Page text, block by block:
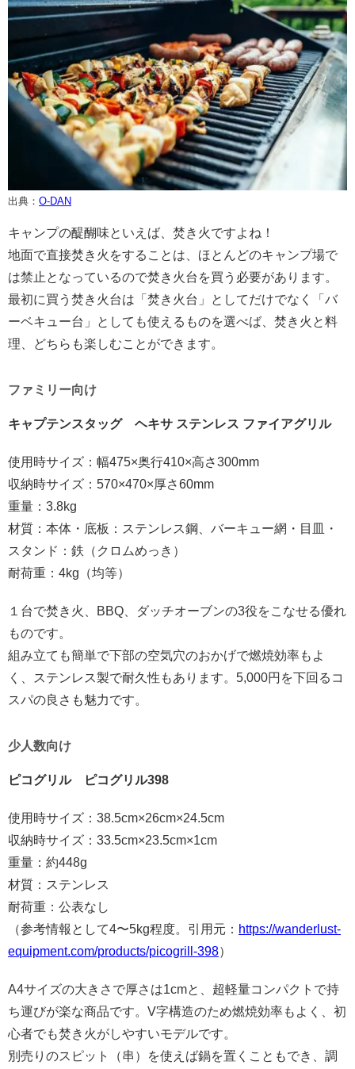
出典： O-DAN
キャンプの醍醐味といえば、焚き火ですよね！
地面で直接焚き火をすることは、ほとんどのキャンプ場で
は禁止となっているので焚き火台を買う必要があります。
最初に買う焚き火台は「焚き火台」としてだけでなく「バ
ーベキュー台」としても使えるものを選べば、焚き火と料
理、どちらも楽しむことができます。
ファミリー向け
キャプテンスタッグ ヘキサ ステンレス ファイアグリル
使用時サイズ：幅475×奥行410×高さ300mm
収納時サイズ：570×470×厚さ60mm
重量：3.8kg
材質：本体・底板：ステンレス鋼、バーキュー網・目皿・
スタンド：鉄（クロムめっき）
耐荷重：4kg（均等）
１台で焚き火、BBQ、ダッチオーブンの3役をこなせる優れ
ものです。
組み立ても簡単で下部の空気穴のおかげで燃焼効率もよ
く、ステンレス製で耐久性もあります。5,000円を下回るコ
スパの良さも魅力です。
少人数向け
ピコグリル ピコグリル398
使用時サイズ：38.5cm×26cm×24.5cm
収納時サイズ：33.5cm×23.5cm×1cm
重量：約448g
材質：ステンレス
耐荷重：公表なし
（参考情報として4〜5kg程度。引用元： https://wanderlust-
equipment.com/products/picogrill-398）
A4サイズの大きさで厚さは1cmと、超軽量コンパクトで持
ち運びが楽な商品です。V字構造のため燃焼効率もよく、初
心者でも焚き火がしやすいモデルです。
別売りのスピット（串）を使えば鍋を置くこともでき、調